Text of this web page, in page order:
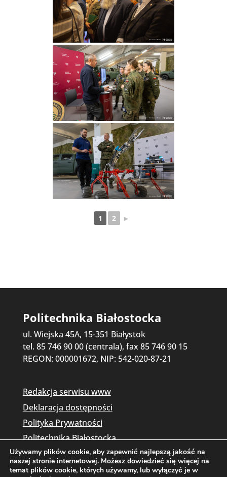
1 2 ►
Politechnika Białostocka
ul. Wiejska 45A, 15-351 Białystok
tel. 85 746 90 00 (centrala), fax 85 746 90 15
REGON: 000001672, NIP: 542-020-87-21
Redakcja serwisu www
Deklaracja dostępności
Polityka Prywatności
Politechnika Białostocka
Używamy plików cookie, aby zapewnić najlepszą jakość na
naszej stronie internetowej. Możesz dowiedzieć się więcej na
temat plików cookie, których używamy, lub wyłączyć je w